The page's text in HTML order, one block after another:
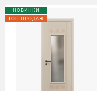
НОВИНКИ
ТОП ПРОДАЖ